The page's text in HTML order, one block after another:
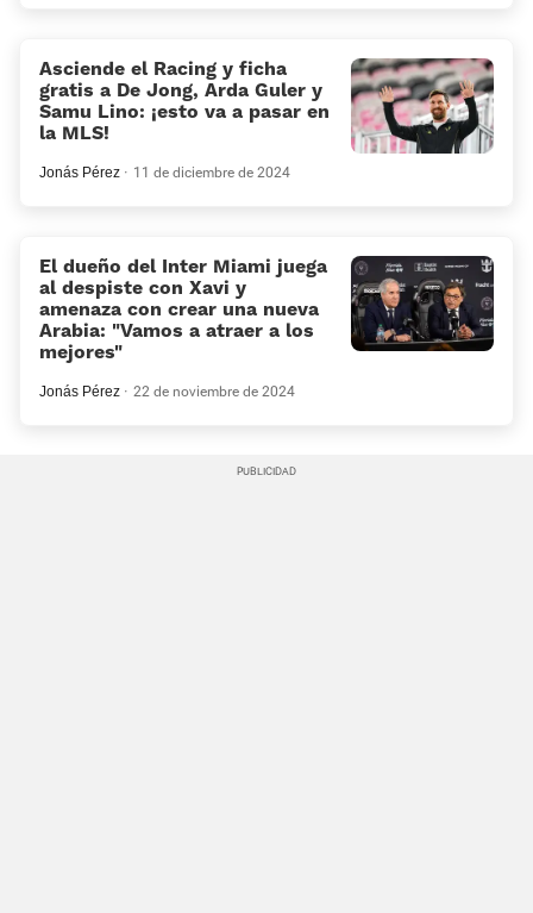
Asciende el Racing y ficha
gratis a De Jong, Arda Guler y
Samu Lino: ¡esto va a pasar en
la MLS!
Jonás Pérez 11 de diciembre de 2024
El dueño del Inter Miami juega
al despiste con Xavi y
amenaza con crear una nueva
Arabia: “Vamos a atraer a los
mejores”
Jonás Pérez 22 de noviembre de 2024